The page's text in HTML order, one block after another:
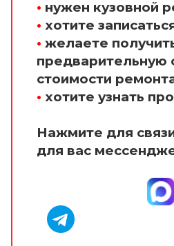
• нужен кузовной
• хотите
• желаете
предварительную
стоимости
• хотите узнать
Нажмите для
для вас